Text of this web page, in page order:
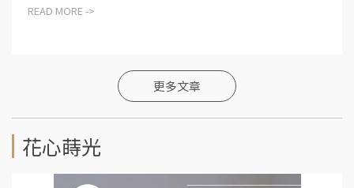
READ MORE ->
更多文章
花心蒔光